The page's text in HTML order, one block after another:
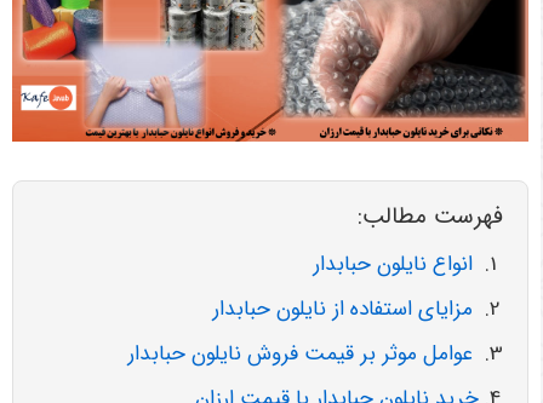
فهرست مطالب:
انواع نایلون حبابدار
مزایای استفاده از نایلون حبابدار
عوامل موثر بر قیمت فروش نایلون حبابدار